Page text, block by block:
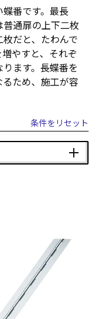
ライドレール・モ
番です。最長
通扉の上下二枚
だと、たわんで
やすと、それぞ
ます。長蝶番を
ため、施工が容
条件をリセット